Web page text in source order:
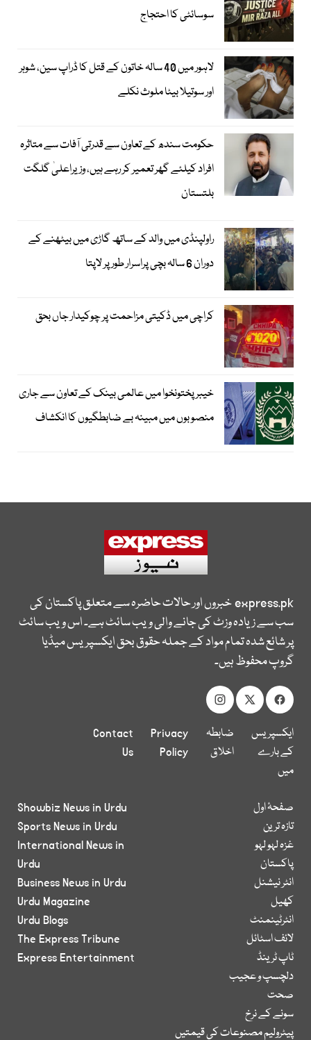
سوسائٹی کا احتجاج
لاہور میں 40 سالہ خاتون کے قتل کا ڈراپ سین، شوہر
اور سوتیلا بیٹا ملوث نکلے
حکومت سندھ کے تعاون سے قدرتی آفات سے متاثرہ
افراد کیلئے گھر تعمیر کر رہے ہیں، وزیراعلیٰ گلگت
بلتستان
راولپنڈی میں والد کے ساتھ گاڑی میں بیٹھنے کے
دوران 6 سالہ بچی پراسرار طور پر لاپتا
کراچی میں ڈکیتی مزاحمت پر چوکیدار جاں بحق
خیبرپختونخوا میں عالمی بینک کے تعاون سے جاری
منصوبوں میں مبینہ بے ضابطگیوں کا انکشاف
express.pkخبروں اور حالات حاضرہ سے متعلق پاکستان کی
سب سے زیادہ وزٹ کی جانے والی ویب سائٹ ہے۔ اس ویب سائٹ
پر شائع شدہ تمام مواد کے جملہ حقوق بحق ایکسپریس میڈیا
گروپ محفوظ ہیں۔
ایکسپریس
کے بارے
میں
ضابطہ
اخلاق
Privacy
Policy
Contact
Us
صفحۂ اول
تازہ ترین
غزہ لہو لہو
پاکستان
انٹر نیشنل
کھیل
انٹرٹینمنٹ
لائف اسٹائل
ٹاپ ٹرینڈ
دلچسپ و عجیب
صحت
سونے کے نرخ
پیٹرولیم مصنوعات کی قیمتیں
Showbiz News in Urdu
Sports News in Urdu
International News in
Urdu
Business News in Urdu
Urdu Magazine
Urdu Blogs
The Express Tribune
Express Entertainment